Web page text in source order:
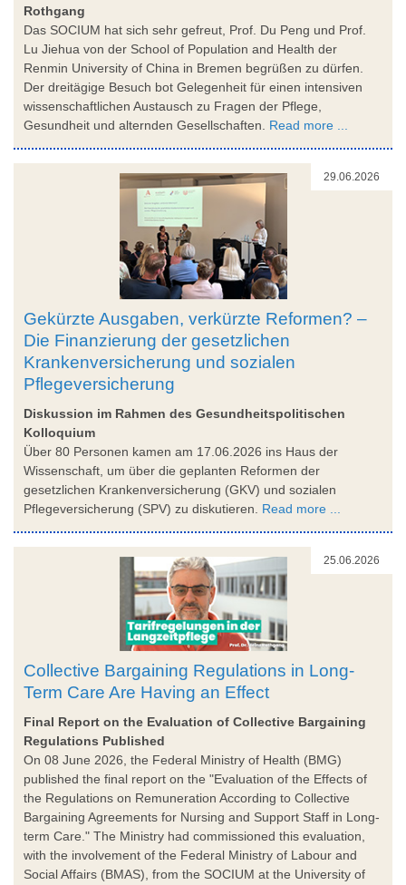
Rothgang
Das SOCIUM hat sich sehr gefreut, Prof. Du Peng und Prof.
Lu Jiehua von der School of Population and Health der
Renmin University of China in Bremen begrüßen zu dürfen.
Der dreitägige Besuch bot Gelegenheit für einen intensiven
wissenschaftlichen Austausch zu Fragen der Pflege,
Gesundheit und alternden Gesellschaften. Read more ...
29.06.2026
Gekürzte Ausgaben, verkürzte Reformen? –
Die Finanzierung der gesetzlichen
Krankenversicherung und sozialen
Pflegeversicherung
Diskussion im Rahmen des Gesundheitspolitischen
Kolloquium
Über 80 Personen kamen am 17.06.2026 ins Haus der
Wissenschaft, um über die geplanten Reformen der
gesetzlichen Krankenversicherung (GKV) und sozialen
Pflegeversicherung (SPV) zu diskutieren. Read more ...
25.06.2026
Collective Bargaining Regulations in Long-
Term Care Are Having an Effect
Final Report on the Evaluation of Collective Bargaining
Regulations Published
On 08 June 2026, the Federal Ministry of Health (BMG)
published the final report on the "Evaluation of the Effects of
the Regulations on Remuneration According to Collective
Bargaining Agreements for Nursing and Support Staff in Long-
term Care." The Ministry had commissioned this evaluation,
with the involvement of the Federal Ministry of Labour and
Social Affairs (BMAS), from the SOCIUM at the University of